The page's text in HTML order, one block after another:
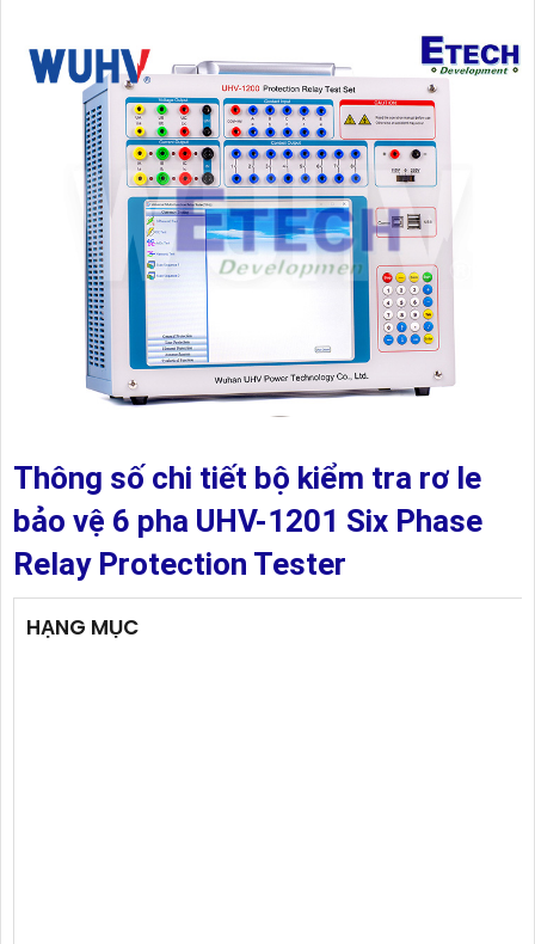
Thông số chi tiết bộ kiểm tra rơ le
bảo vệ 6 pha UHV-1201 Six Phase
Relay Protection Tester
HẠNG MỤC